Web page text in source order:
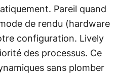
Pareil quand
de rendu (hardware
configuration. Lively
des processus. Ce
sans plomber